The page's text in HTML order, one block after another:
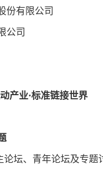
份有限公司
公司
产业·标准链接世界
坛、青年论坛及专题